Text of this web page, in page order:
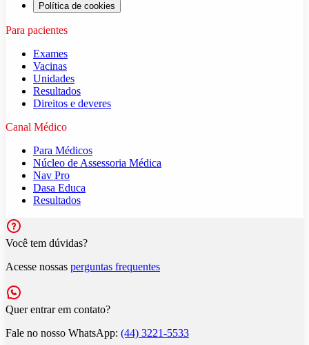
Política de cookies
Para pacientes
Exames
Vacinas
Unidades
Resultados
Direitos e deveres
Canal Médico
Para Médicos
Núcleo de Assessoria Médica
Nav Pro
Dasa Educa
Resultados
Você tem dúvidas?
Acesse nossas perguntas frequentes
Quer entrar em contato?
Fale no nosso WhatsApp: (44) 3221-5533